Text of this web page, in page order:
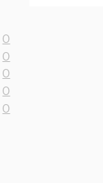
0
0
0
0
0